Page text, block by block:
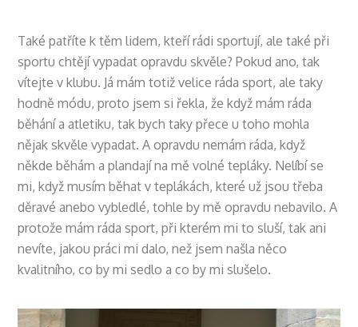
Také patříte k těm lidem, kteří rádi sportují, ale také při
sportu chtějí vypadat opravdu skvěle? Pokud ano, tak
vítejte v klubu. Já mám totiž velice ráda sport, ale taky
hodně módu, proto jsem si řekla, že když mám ráda
běhání a atletiku, tak bych taky přece u toho mohla
nějak skvěle vypadat. A opravdu nemám ráda, když
někde běhám a plandají na mě volné tepláky. Nelíbí se
mi, když musím běhat v teplákách, které už jsou třeba
děravé anebo vybledlé, tohle by mě opravdu nebavilo. A
protože mám ráda sport, při kterém mi to sluší, tak ani
nevíte, jakou práci mi dalo, než jsem našla něco
kvalitního, co by mi sedlo a co by mi slušelo.